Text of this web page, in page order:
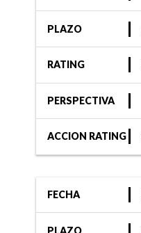
PLAZO
RATING
PERSPECTIVA
ACCION RATING
FECHA
PLAZO